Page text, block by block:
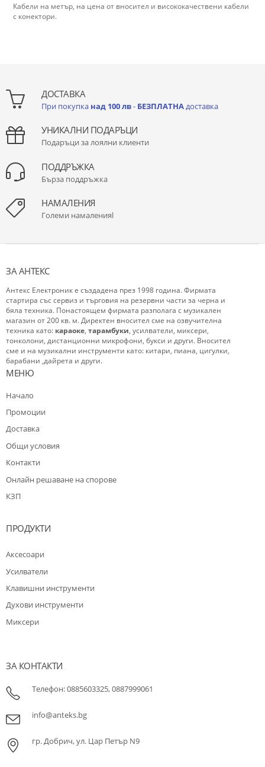
Кабели на метър, на цена от вносител и висококачествени кабели
с конектори.
ДОСТАВКА
При покупка над 100 лв- БЕЗПЛАТНА доставка
УНИКАЛНИ ПОДАРЪЦИ
Подаръци за лоялни клиенти
ПОДДРЪЖКА
Бърза поддръжка
НАМАЛЕНИЯ
Големи намаленияl
ЗА АНТЕКС
Антекс Електроник е създадена през 1998 година. Фирмата
стартира със сервиз и търговия на резервни части за черна и
бяла техника. Понастоящем фирмата разполага с музикален
магазин от 200 кв. м. Директен вносител сме на озвучителна
техника като: караоке, тарамбуки, усилватели, миксери,
тонколони, дистанционни микрофони, букси и други. Вносител
сме и на музикални инструменти като: китари, пиана, цигулки,
барабани ,дайрета и други.
МЕНЮ
Начало
Промоции
Доставка
Общи условия
Контакти
Oнлайн решаване на спорове
КЗП
ПРОДУКТИ
Аксесоари
Усилватели
Клавишни инструменти
Духови инструменти
Миксери
ЗА КОНТАКТИ
Телефон: 0885603325, 0887999061
info@anteks.bg
гр. Добрич, ул. Цар Петър N9